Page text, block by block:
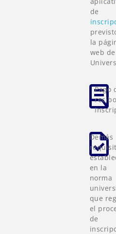
de
la
web
Pago
Demás
en la
norma
que
el
de